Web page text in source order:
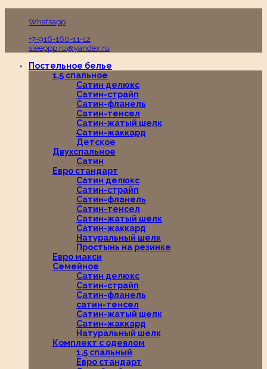
Whatsapp
+7-916-160-11-12
sleeppp.ru@yandex.ru
Постельное белье
1,5 спальное
Сатин делюкс
Сатин-страйп
Сатин-фланель
Сатин-тенсел
Сатин-жатый шелк
Сатин-жаккард
Детское
Двухспальное
Сатин
Евро стандарт
Сатин делюкс
Сатин-страйп
Сатин-фланель
Сатин-тенсел
Сатин-жатый шелк
Сатин-жаккард
Натуральный шелк
Простынь на резинке
Евро макси
Семейное
Сатин делюкс
Сатин-страйп
Сатин-фланель
сатин-тенсел
Сатин-жатый шелк
Сатин-жаккард
Натуральный шелк
Комплект с одеялом
1,5 спальный
Евро стандарт